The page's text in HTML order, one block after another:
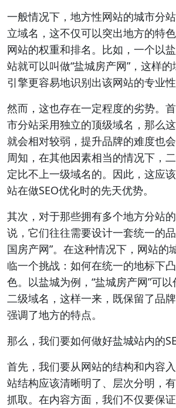
一般情况下，地方性网站的城市分
立域名，这不仅可以突出地方的特
网站的权重和排名。比如，一个以
站就可以叫做“盐城房产网”，这样
引擎更容易地识别出该网站的专业性
然而，这也存在一定程度的劣势。
市分站采用独立的顶级域名，那么
就会相对较弱，提升品牌的难度也
周知，在其他因素相当的情况下，
定比不上一级域名的。因此，这应
站在做SEO优化时的先天优势。
其次，对于那些拥有多个地方分站
说，它们往往需要设计一套统一的
国房产网”。在这种情况下，网站的
临一个挑战：如何在统一的地标下
色。以盐城为例，“盐城房产网”可
二级域名，这样一来，既保留了品
强调了地方的特点。
那么，我们要如何做好盐城站内的
首先，我们要从网站的结构和内容
站结构应该清晰明了、层次分明，
抓取。在内容方面，我们不仅要保